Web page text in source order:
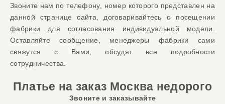
Звоните нам по телефону, номер которого представлен на
данной странице сайта, договаривайтесь о посещении
фабрики для согласования индивидуальной модели.
Оставляйте сообщение, менеджеры фабрики сами
свяжутся с Вами , обсудят все подробности
сотрудничества.
Платье на заказ Москва недорого
Звоните и заказывайте